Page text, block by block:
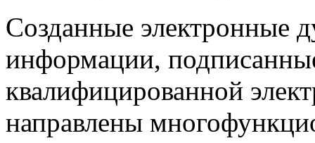
Созданные электронные
информации,
квалифицированной
направлены